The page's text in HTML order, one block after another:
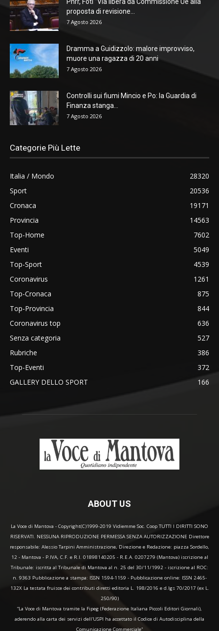
proposta di revisione...
7 Agosto 2026
Dramma a Guidizzolo: malore improvviso,
muore una ragazza di 20 anni
7 Agosto 2026
Controlli sui fiumi Mincio e Po: la Guardia di
Finanza stanga...
7 Agosto 2026
Categorie Più Lette
Italia / Mondo
28320
Sport
20536
Cronaca
19171
Provincia
14563
Top-Home
7602
Eventi
5049
Top-Sport
4539
Coronavirus
1261
Top-Cronaca
875
Top-Provincia
844
Coronavirus top
636
Senza categoria
527
Rubriche
386
Top-Eventi
372
GALLERY DELLO SPORT
166
ABOUT US
La Voce di Mantova - Copyright(C)1999-2019 Vidiemme Soc. Coop TUTTI I DIRITTI SONO
RISERVATI. NESSUNA RIPRODUZIONE PERMESSA SENZA AUTORIZZAZIONE Direttore
responsabile: Alessio Tarpini Amministrazione, Direzione e Redazione: piazza Sordello,
12 - Mantova - P.IVA, C.F. e R.I. 01898140205 - R.E.A. 0207279 (Mantova) iscrizione al
Tribunale: iscritta al Tribunale di Mantova al n. 25 del 30/11/1992 - iscrizione al ROC:
n. 9363 Pubblicazione a stampa: ISSN 1594-1159 - Pubblicazione online: ISSN 2465-
132X La testata fruisce dei contributi diretti editoria L. 198/2016 e d.lgs 70/2017 (ex L.
250/90)
“La Voce di Mantova tramite la Fipeg (Federazione Italiana Piccoli Editori Giornali),
aderendo alla carta dei servizi dell'USPI ha accettato il Codice di Autodisciplina della
Comunicazione Commerciale"